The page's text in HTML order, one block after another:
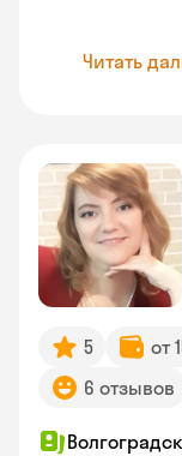
Читать
5 от
6 отзывов